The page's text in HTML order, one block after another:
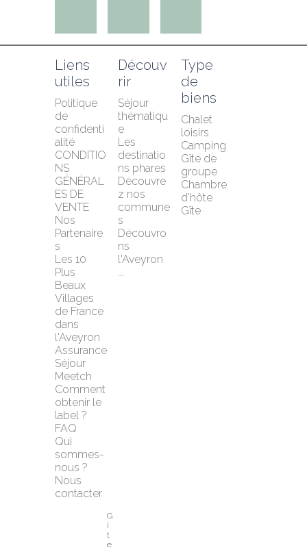
Liens
utiles
Politique
de
confidenti
alité
CONDITIO
NS
GÉNÉRAL
ES DE
VENTE
Nos
Partenaire
s
Les 10
Plus
Beaux
Villages
de France
dans
l'Aveyron
Assurance
Séjour
Meetch
Comment
obtenir le
label ?
FAQ
Qui
sommes-
nous ?
Nous
contacter
Découv
rir
Séjour
thématiqu
e
Les
destinatio
ns phares
Découvre
z nos
commune
s
Découvro
ns
l'Aveyron
...
Type
de
biens
Chalet
loisirs
Camping
Gîte de
groupe
Chambre
d'hôte
Gîte
G
î
t
e